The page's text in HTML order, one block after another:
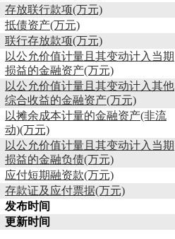
存放联行款项(万元)
抵债资产(万元)
联行存放款项(万元)
以公允价值计量且其变动计入当期
损益的金融资产(万元)
以公允价值计量且其变动计入其他
综合收益的金融资产(万元)
以摊余成本计量的金融资产(非流
动)(万元)
以公允价值计量且其变动计入当期
损益的金融负债(万元)
应付短期融资款(万元)
存款证及应付票据(万元)
发布时间
更新时间